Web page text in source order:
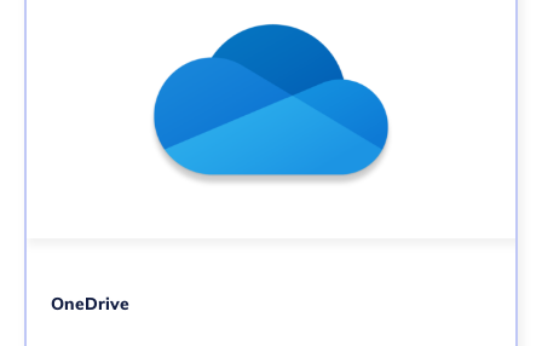
OneDrive